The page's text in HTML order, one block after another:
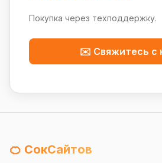
Покупка через техподдержку.
✉️ Свяжитесь с
🍊 СокСайтов